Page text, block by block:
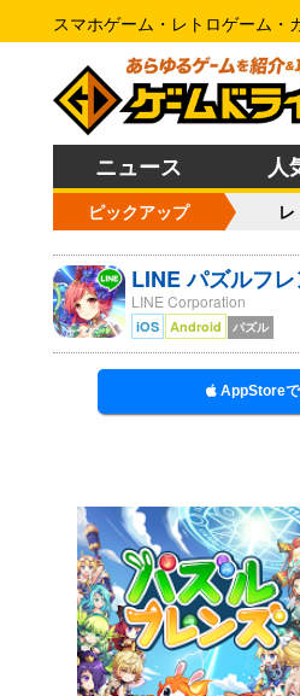
スマホゲーム・レトロゲーム・
ニュース 人
ピックアップ
LINE パズルフ
LINE Corporation
iOS Android パズル
AppStore